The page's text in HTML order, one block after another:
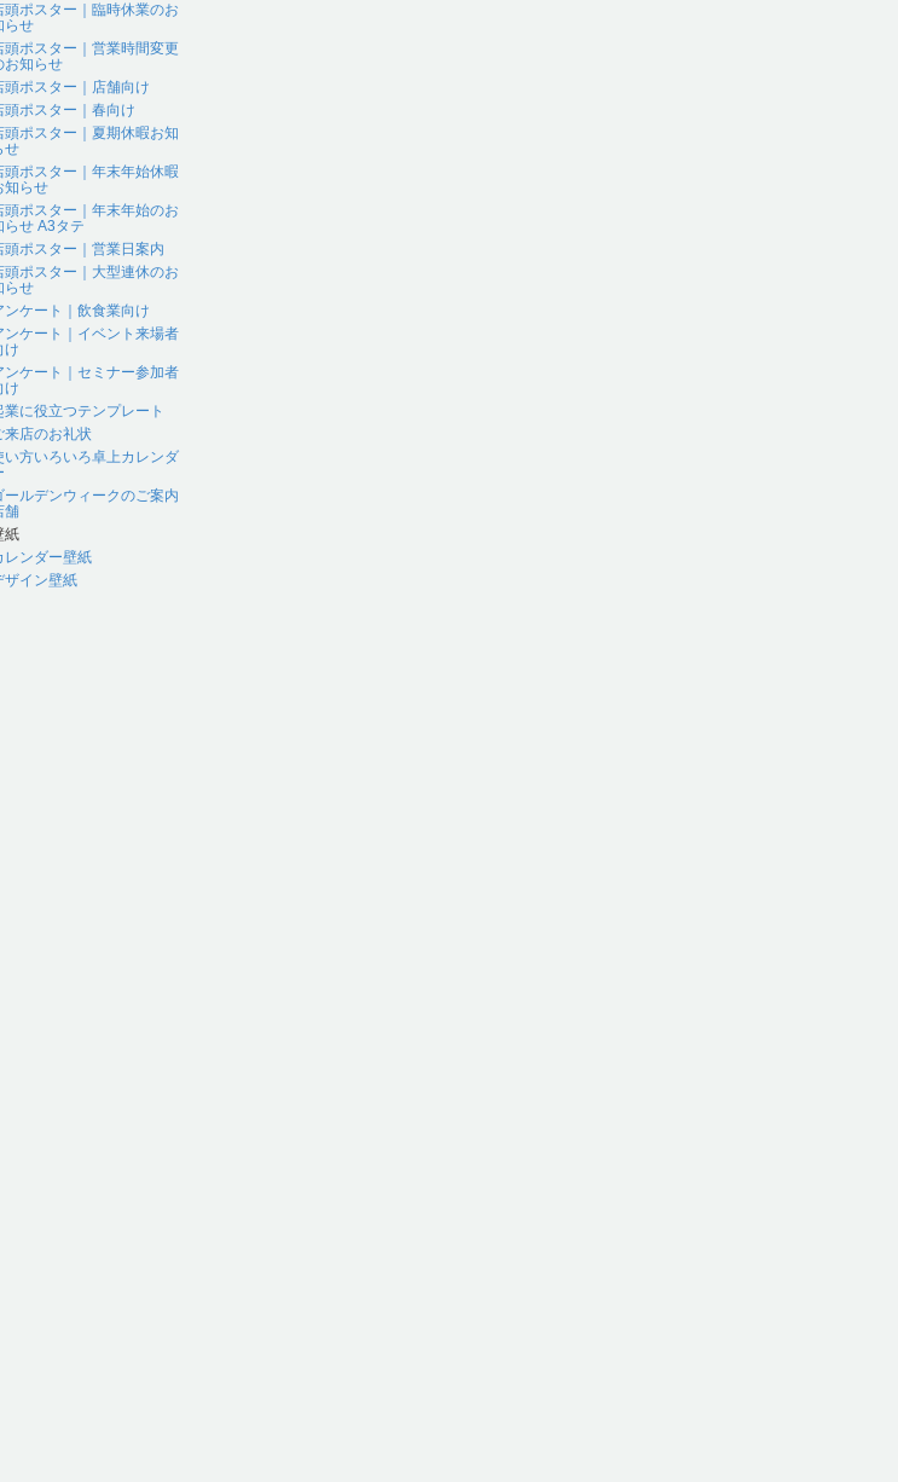
頭ポスター｜臨時休業のお
らせ
頭ポスター｜営業時間変更
お知らせ
頭ポスター｜店舗向け
頭ポスター｜春向け
頭ポスター｜夏期休暇お知
せ
頭ポスター｜年末年始休暇
知らせ
頭ポスター｜年末年始のお
らせ A3タテ
頭ポスター｜営業日案内
頭ポスター｜大型連休のお
らせ
ンケート｜飲食業向け
ンケート｜イベント来場者
け
ンケート｜セミナー参加者
け
業に役立つテンプレート
来店のお礼状
い方いろいろ卓上カレンダ
ールデンウィークのご案内
舗
紙
レンダー壁紙
ザイン壁紙